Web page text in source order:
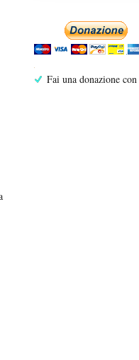
Fai una donazione con